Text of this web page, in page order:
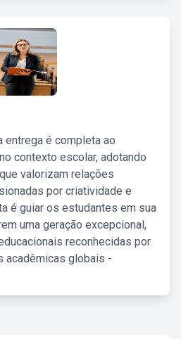
entrega é completa ao
contexto escolar, adotando
valorizam relações
por criatividade e
é guiar os estudantes em sua
uma geração excepcional,
reconhecidas por
acadêmicas globais -